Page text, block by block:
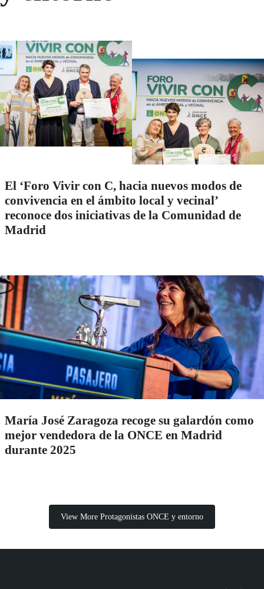
El ‘Foro Vivir con C, hacia nuevos modos de
convivencia en el ámbito local y vecinal’
reconoce dos iniciativas de la Comunidad de
Madrid
María José Zaragoza recoge su galardón como
mejor vendedora de la ONCE en Madrid
durante 2025
View More Protagonistas ONCE y entorno